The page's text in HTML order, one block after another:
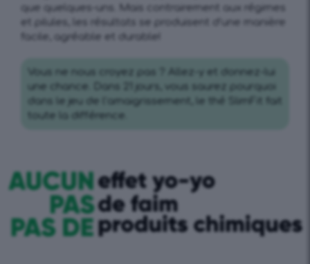
que quelques-uns. Mais contrairement aux régimes
et pilules, les résultats se produisent d’une manière
facile, agréable et durable!
Vous ne nous croyez pas ? Allez-y et donnez-lui
une chance. Dans 21 jours, vous saurez pourquoi
dans le jeu de l’amaigrissement, le thé SlimFit fait
toute la différence.